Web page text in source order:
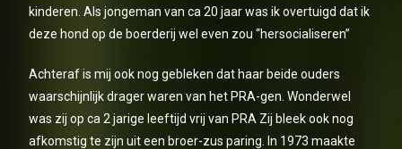
kinderen. Als jongeman van ca 20 jaar was ik overtuigd dat ik
deze hond op de boerderij wel even zou “hersocialiseren”
Achteraf is mij ook nog gebleken dat haar beide ouders
waarschijnlijk drager waren van het PRA-gen. Wonderwel
was zij op ca 2 jarige leeftijd vrij van PRA Zij bleek ook nog
afkomstig te zijn uit een broer-zus paring. In 1973 maakte